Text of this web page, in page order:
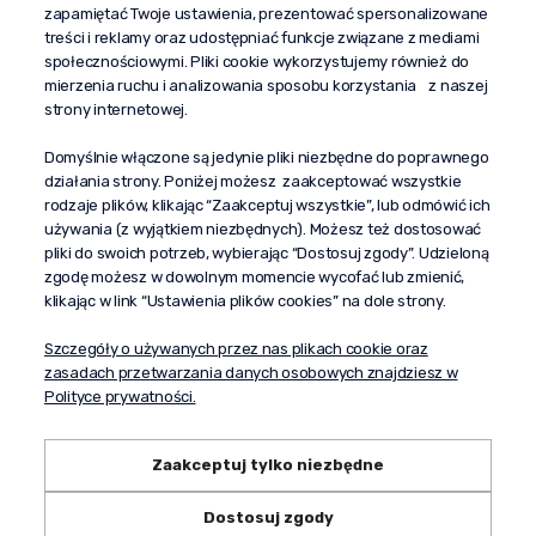
kontakt@propaganda24h.pl
“Propaganda"
al. Komisji Edukacji Narodowej 51/U5
02-797 Warszawa
Pomoc
Dostawa
Moje konto
O firmie
zapamiętać Twoje ustawienia, prezentować spersonalizowane
treści i reklamy oraz udostępniać funkcje związane z mediami
społecznościowymi. Pliki cookie wykorzystujemy również do
mierzenia ruchu i analizowania sposobu korzystania z naszej
strony internetowej.
Domyślnie włączone są jedynie pliki niezbędne do poprawnego
działania strony. Poniżej możesz zaakceptować wszystkie
rodzaje plików, klikając “Zaakceptuj wszystkie”, lub odmówić ich
używania (z wyjątkiem niezbędnych). Możesz też dostosować
pliki do swoich potrzeb, wybierając “Dostosuj zgody”. Udzieloną
zgodę możesz w dowolnym momencie wycofać lub zmienić,
klikając w link “Ustawienia plików cookies” na dole strony.
Szczegóły o używanych przez nas plikach cookie oraz
zasadach przetwarzania danych osobowych znajdziesz w
Polityce prywatności.
Zaakceptuj tylko niezbędne
Dostosuj zgody